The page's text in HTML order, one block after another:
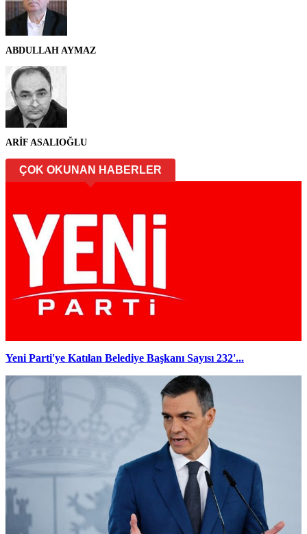
ABDULLAH AYMAZ
ARİF ASALIOĞLU
ÇOK OKUNAN HABERLER
Yeni Parti'ye Katılan Belediye Başkanı Sayısı 232'...